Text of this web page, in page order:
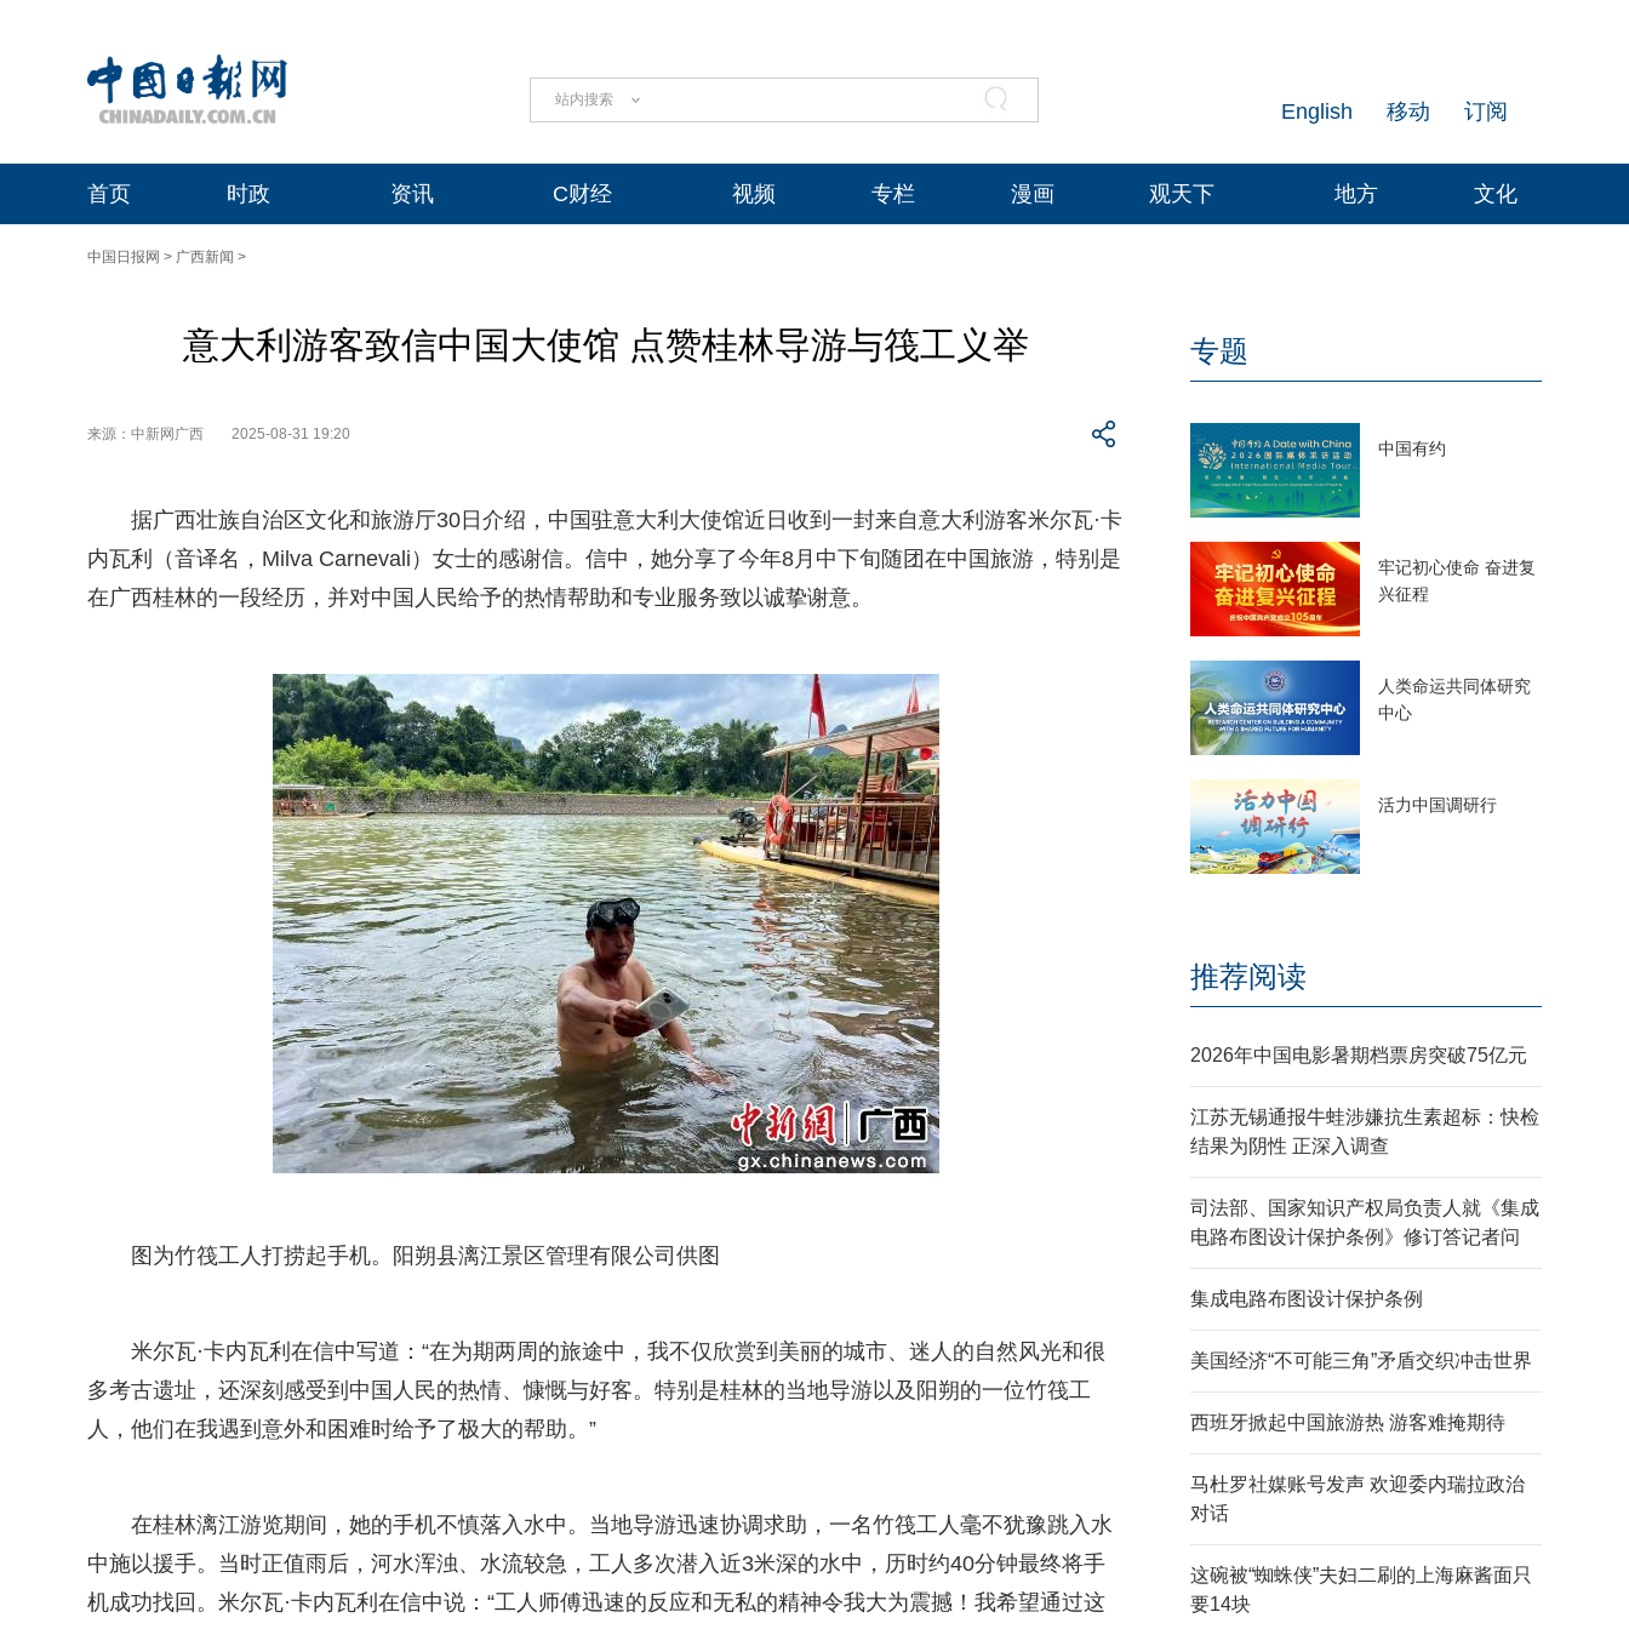
站内搜索 订阅
移动
English
首页 时政 资讯 C财经 视频 专栏 漫画 观天下 地方 文化
中国日报网 > 广西新闻 >
意大利游客致信中国大使馆 点赞桂林导游与筏工义举
来源：中新网广西 2025-08-31 19:20
据广西壮族自治区文化和旅游厅30日介绍，中国驻意大利大使馆近日收到一封来自意大利游客米尔瓦·卡
内瓦利（音译名，Milva Carnevali）女士的感谢信。信中，她分享了今年8月中下旬随团在中国旅游，特别是
在广西桂林的一段经历，并对中国人民给予的热情帮助和专业服务致以诚挚谢意。
图为竹筏工人打捞起手机。阳朔县漓江景区管理有限公司供图
米尔瓦·卡内瓦利在信中写道：“在为期两周的旅途中，我不仅欣赏到美丽的城市、迷人的自然风光和很
多考古遗址，还深刻感受到中国人民的热情、慷慨与好客。特别是桂林的当地导游以及阳朔的一位竹筏工
人，他们在我遇到意外和困难时给予了极大的帮助。”
在桂林漓江游览期间，她的手机不慎落入水中。当地导游迅速协调求助，一名竹筏工人毫不犹豫跳入水
中施以援手。当时正值雨后，河水浑浊、水流较急，工人多次潜入近3米深的水中，历时约40分钟最终将手
机成功找回。米尔瓦·卡内瓦利在信中说：“工人师傅迅速的反应和无私的精神令我大为震撼！我希望通过这
专题
中国有约
牢记初心使命 奋进复
兴征程
人类命运共同体研究
中心
活力中国调研行
推荐阅读
2026年中国电影暑期档票房突破75亿元
江苏无锡通报牛蛙涉嫌抗生素超标：快检
结果为阴性 正深入调查
司法部、国家知识产权局负责人就《集成
电路布图设计保护条例》修订答记者问
集成电路布图设计保护条例
美国经济“不可能三角”矛盾交织冲击世界
西班牙掀起中国旅游热 游客难掩期待
马杜罗社媒账号发声 欢迎委内瑞拉政治
对话
这碗被“蜘蛛侠”夫妇二刷的上海麻酱面只
要14块